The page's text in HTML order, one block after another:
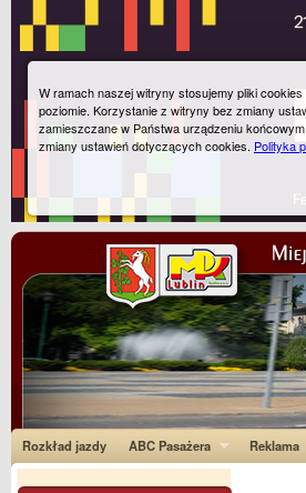
Rozkład jazdy ABC Pasażera Reklama
W ramach naszej witryny stosujemy pliki
poziomie. Korzystanie z witryny bez zmiany
zamieszczane w Państwa urządzeniu
zmiany ustawień dotyczących cookies. Polityka